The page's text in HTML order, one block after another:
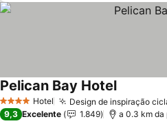
4 EstrelasHotel Design de inspiração
Pelican Bay Hotel
9,3 Excelente 1.849 a 0.3 km da